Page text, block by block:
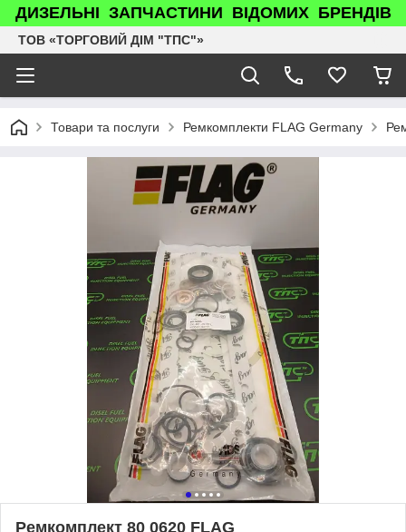
ДИЗЕЛЬНІ ЗАПЧАСТИНИ ВІДОМИХ БРЕНДІВ
ТОВ «ТОРГОВИЙ ДІМ "ТПС"»
Товари та послуги Ремкомплекти FLAG Germany
Ремкомплект 80 0620 FLAG